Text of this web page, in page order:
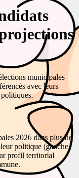
municipales
avec leurs
politiques.
2026 dans plus de
politique (gauche,
profil territorial